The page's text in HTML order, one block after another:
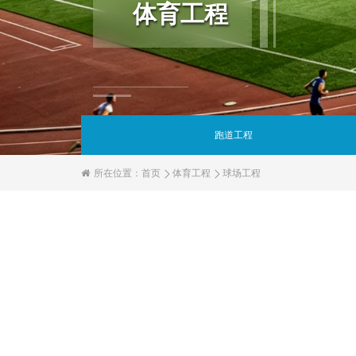
体育工程
跑道工程
所在位置： 首页 体育工程 球场工程